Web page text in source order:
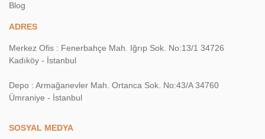
Blog
ADRES
Merkez Ofis : Fenerbahçe Mah. Iğrıp Sok. No:13/1 34726
Kadıköy - İstanbul
Depo : Armağanevler Mah. Ortanca Sok. No:43/A 34760
Ümraniye - İstanbul
SOSYAL MEDYA